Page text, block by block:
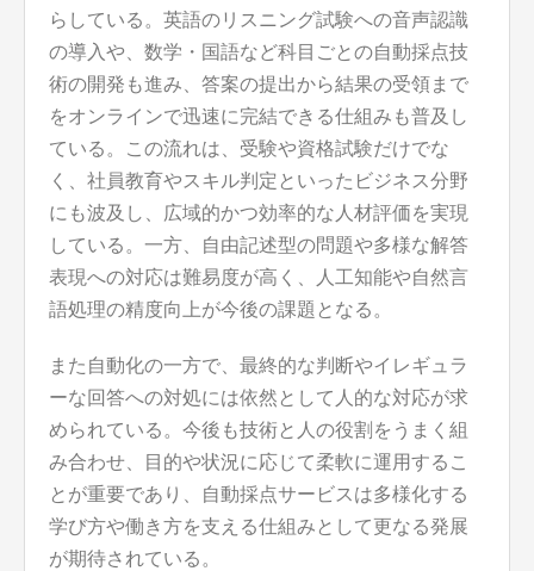
らしている。英語のリスニング試験への音声認識
の導入や、数学・国語など科目ごとの自動採点技
術の開発も進み、答案の提出から結果の受領まで
をオンラインで迅速に完結できる仕組みも普及し
ている。この流れは、受験や資格試験だけでな
く、社員教育やスキル判定といったビジネス分野
にも波及し、広域的かつ効率的な人材評価を実現
している。一方、自由記述型の問題や多様な解答
表現への対応は難易度が高く、人工知能や自然言
語処理の精度向上が今後の課題となる。
また自動化の一方で、最終的な判断やイレギュラ
ーな回答への対処には依然として人的な対応が求
められている。今後も技術と人の役割をうまく組
み合わせ、目的や状況に応じて柔軟に運用するこ
とが重要であり、自動採点サービスは多様化する
学び方や働き方を支える仕組みとして更なる発展
が期待されている。